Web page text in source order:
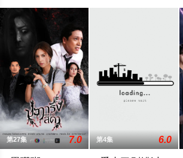
第27集 7.0 第4集 6.0